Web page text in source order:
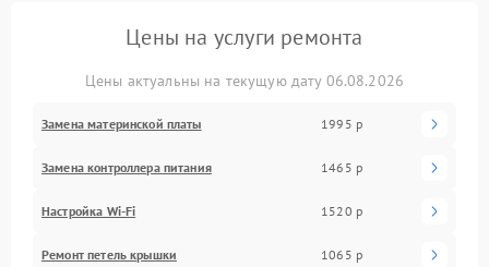
Цены на услуги ремонта
Цены актуальны на текущую дату 06.08.2026
Замена материнской платы 1995 р
Замена контроллера питания 1465 р
Настройка Wi-Fi 1520 р
Ремонт петель крышки 1065 р